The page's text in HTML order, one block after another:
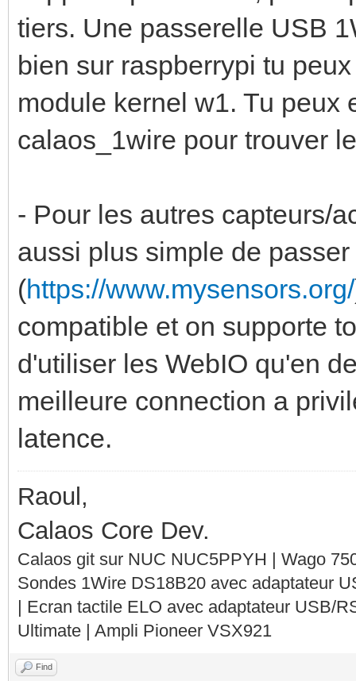
tiers. Une passerelle USB
bien sur raspberrypi tu
module kernel w1. Tu peux
calaos_1wire pour trouver
- Pour les autres capteurs/
aussi plus simple de
(https://www.mysensors.org/
compatible et on supporte
d'utiliser les WebIO qu'en
meilleure connection a
latence.
Raoul,
Calaos Core Dev.
Calaos git sur NUC NUC5PPYH | Wago
Sondes 1Wire DS18B20 avec adaptateur
| Ecran tactile ELO avec adaptateur USB/
Ultimate | Ampli Pioneer VSX921
Find